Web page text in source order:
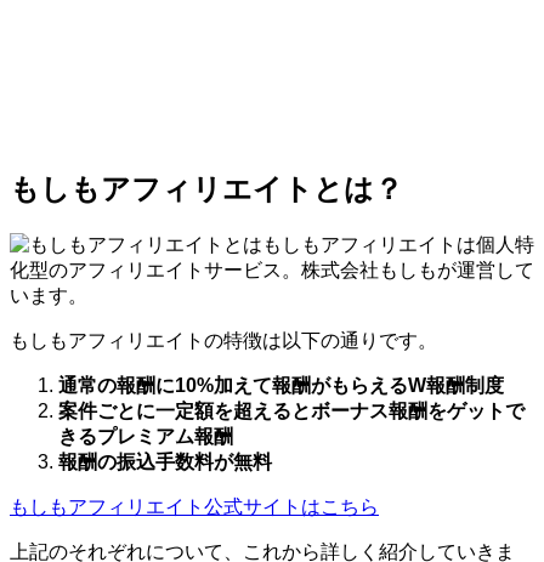
もしもアフィリエイトとは？
もしもアフィリエイトは個人特
化型のアフィリエイトサービス。株式会社もしもが運営して
います。
もしもアフィリエイトの特徴は以下の通りです。
通常の報酬に10%加えて報酬がもらえるW報酬制度
案件ごとに一定額を超えるとボーナス報酬をゲットで
きるプレミアム報酬
報酬の振込手数料が無料
もしもアフィリエイト公式サイトはこちら
上記のそれぞれについて、これから詳しく紹介していきま